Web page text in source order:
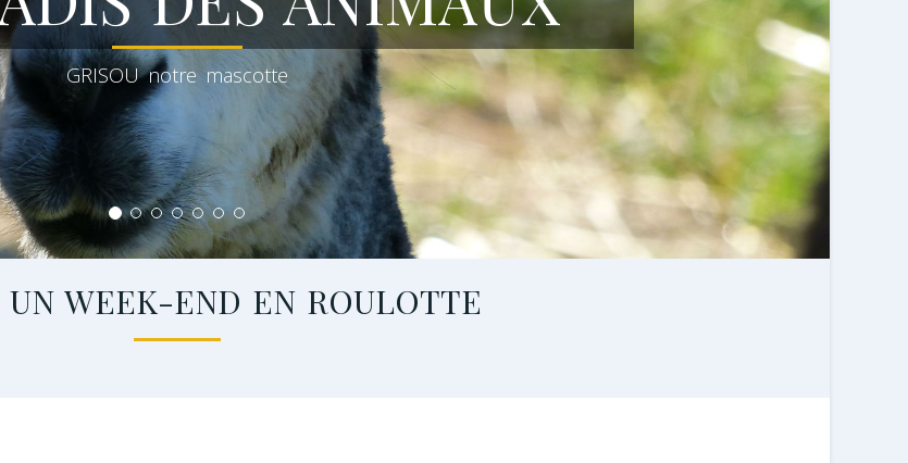
UN WEEK-END EN ROULOTTE